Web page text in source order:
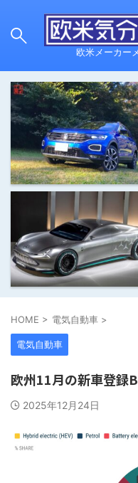
欧米メーカー
HOME > 電気自動車 >
電気自動車
欧州11月の新車登録
2025年12月24日